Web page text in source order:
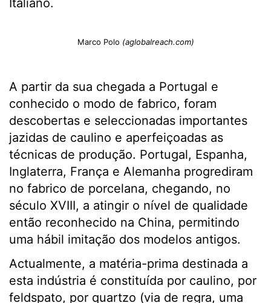
Italiano.
Marco Polo (aglobalreach.com)
A partir da sua chegada a Portugal e
conhecido o modo de fabrico, foram
descobertas e seleccionadas importantes
jazidas de caulino e aperfeiçoadas as
técnicas de produção. Portugal, Espanha,
Inglaterra, França e Alemanha progrediram
no fabrico de porcelana, chegando, no
século XVIII, a atingir o nível de qualidade
então reconhecido na China, permitindo
uma hábil imitação dos modelos antigos.
Actualmente, a matéria-prima destinada a
esta indústria é constituída por caulino, por
feldspato, por quartzo (via de regra, uma